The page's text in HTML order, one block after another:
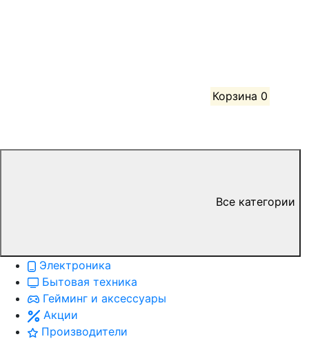
Корзина 0
Все категории
Электроника
Бытовая техника
Гейминг и аксессуары
Акции
Производители